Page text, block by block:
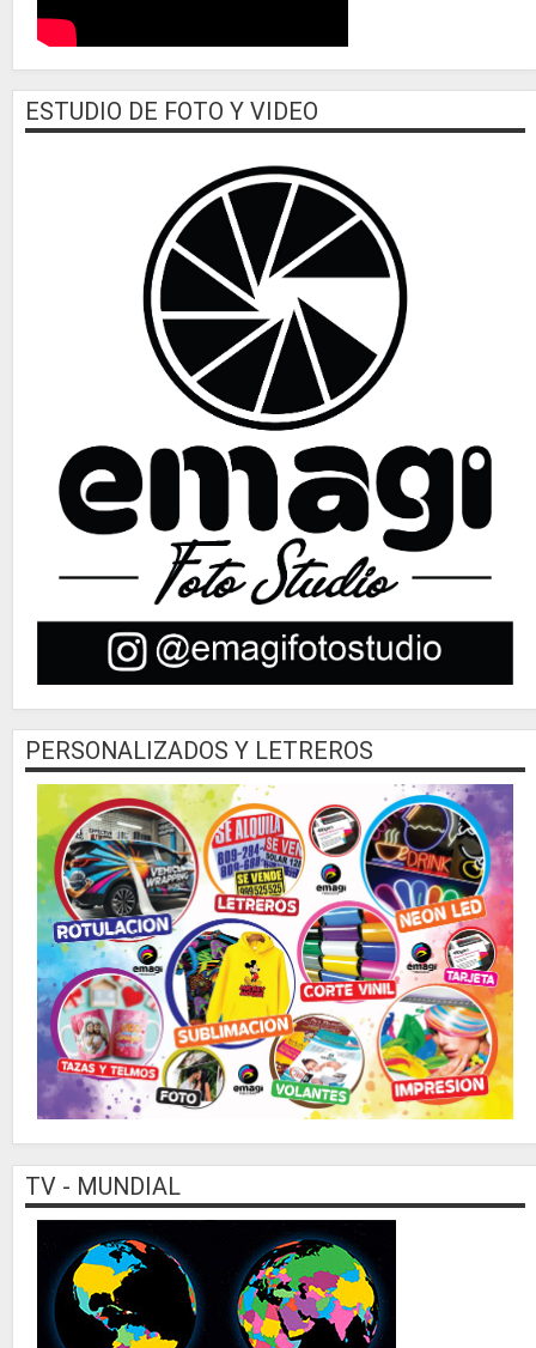
ESTUDIO DE FOTO Y VIDEO
PERSONALIZADOS Y LETREROS
TV - MUNDIAL